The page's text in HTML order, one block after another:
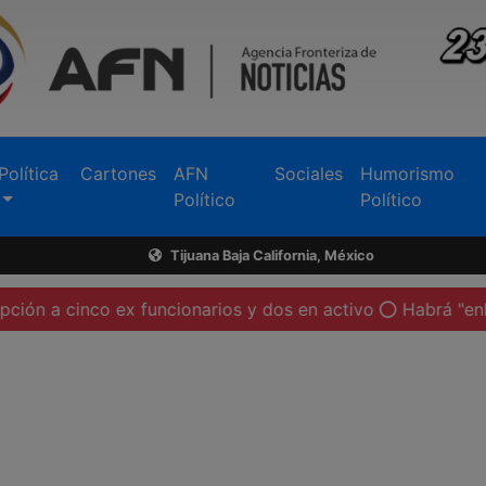
Política Cartones
AFN
Político
Sociales
Humorismo
Político
Tijuana Baja California, México
ex funcionarios y dos en activo Habrá "enlaces de